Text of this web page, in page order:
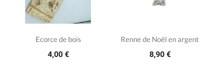
Ecorce de bois
4,00 €
Renne de Noël en argent
8,90 €